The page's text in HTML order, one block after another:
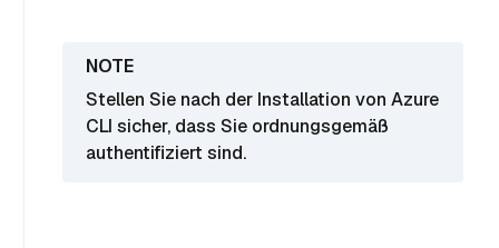
Stellen Sie nach der Installation von Azure
CLI sicher, dass Sie ordnungsgemäß
authentifiziert sind.